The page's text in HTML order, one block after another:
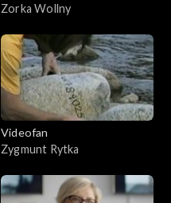
Zorka Wollny
Videofan
Zygmunt Rytka